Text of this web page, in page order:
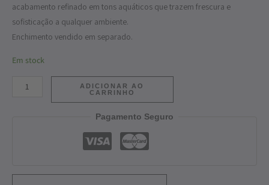
acabamento refinado em tons aquáticos que trazem frescura e
sofisticação a qualquer ambiente.
Enchimento vendido em separado.
Em stock
ADICIONAR AO
CARRINHO
Pagamento Seguro